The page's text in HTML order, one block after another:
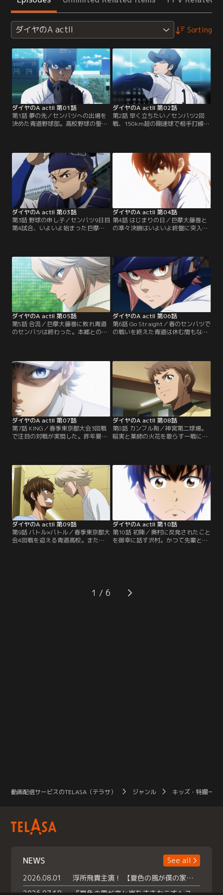
ダイヤのA actII Sorting
ダイヤのA actII 第01話
第1話 夢の先／センバツへの出場を
決めた青道野球部。高校野球の聖
の大会優勝校・巨摩大藤巻と、その
絶対的エース・本郷正宗。はたして
青道は巨摩大に勝利することができ
るのか？高校球児たちの熱い闘いが
再び幕を開ける！【提供：バンダイ
チャンネル】
ダイヤのA actII 第02話
第2話 早く立ちたい／センバツ2回
戦、150km超の剛速球で相手打線を
封じた降谷は自らホームランも放
な中、巨摩大との3回戦を翌日に控
え、ナインに素直に自分の気持ちを
伝え、頭を下げる降谷。一方沢村も
「試合に出たい、チームに貢献した
い」と気持ちを募らせていた--。
【提供：バンダイチャンネル】
ダイヤのA actII 第03話
第3話 野球の申し子／センバツ9日目
第4試合、いよいよ始まった巨摩大
プリットを武器に未だ無失点の本郷
を青道打線は攻略出来るのか？一方
の青道は降谷が先発。巨摩大藤巻打
線を相手に、降谷の立ち上がり
は…？【提供：バンダイチャンネ
ル】
ダイヤのA actII 第04話
第4話 はじまりの日／巨摩大藤巻と
の準々決勝はいよいよ終盤に突入。
先発の降谷も本郷に呼応するかのよ
うに尻上がりに調子を上げていく。
果たして青道はここから本郷を攻略
しベスト4進出を決めることが出来
るのか？そして沢村の登板機会
は…？【提供：バンダイチャンネ
ダイヤのA actII 第05話
第5話 合流／巨摩大藤巻に敗れ青道
のセンバツは終わった。本郷との投
年生も合流し、新しいチームがスタ
ートを切る。それぞれに夏の大会ま
で残された時間の少なさを噛みしめ
る部員たち。そんな中、春市にはあ
る変化が……。【提供：バンダイチ
ャンネル】
ダイヤのA actII 第06話
第6話 Go Straight／春のセンバツで
の戦いを終えた青道は休む間もなく
待する観客たち。果たして降谷の登
板はあるのか。一方甲子園で悔しい
気持ちと降谷の存在を改めて感じた
沢村の登板は？【提供：バンダイチ
ダイヤのA actII 第07話
第7話 KING／春季東京都大会3回戦
で注目の対戦が実現した。昨年夏の
師の対戦。冬のトレーニングとセン
バツでの経験を経て一回りも二回り
も成長した薬師真田と稲実打線の戦
いは？そして成宮は秋の敗戦から立
ち直れたのか？注目の一戦の幕が上
がる！【提供：バンダイチャンネ
ル】
ダイヤのA actII 第08話
第8話 カンフル剤／神宮第二球場。
稲実と薬師の火花を散らす一戦にい
会のベンチ入りメンバーは本来20人
だが、青道の登録は現在18人。片岡
監督が敢えて空けた2人分の枠をめ
ぐって、最後の夏の大会を目指す3
年生たちを筆頭に2年生、さらに
は…。【提供：バンダイチャンネ
ダイヤのA actII 第09話
第9話 バトル×バトル／春季東京都大
会4回戦を迎える青道高校。また東
の対戦だ。この試合の勝者が稲城実
業と5回戦で当たることになる。注
ダイヤのA actII 第10話
第10話 初陣／奥村に反発されたこと
を御幸に話す沢村。かつて先輩と衝
高の天久や奥村ら新1年生が見つめ
る中、「勝ちにいく」と宣言した片
1
動画配信サービスのTELASA（テラサ） ジャンル キッズ・特撮一覧
NEWS
See all
2026.08.01
浮所飛貴主演！ 【夏色の風が僕の家にやってきた】 本日よりテラサで独占配信スタート！